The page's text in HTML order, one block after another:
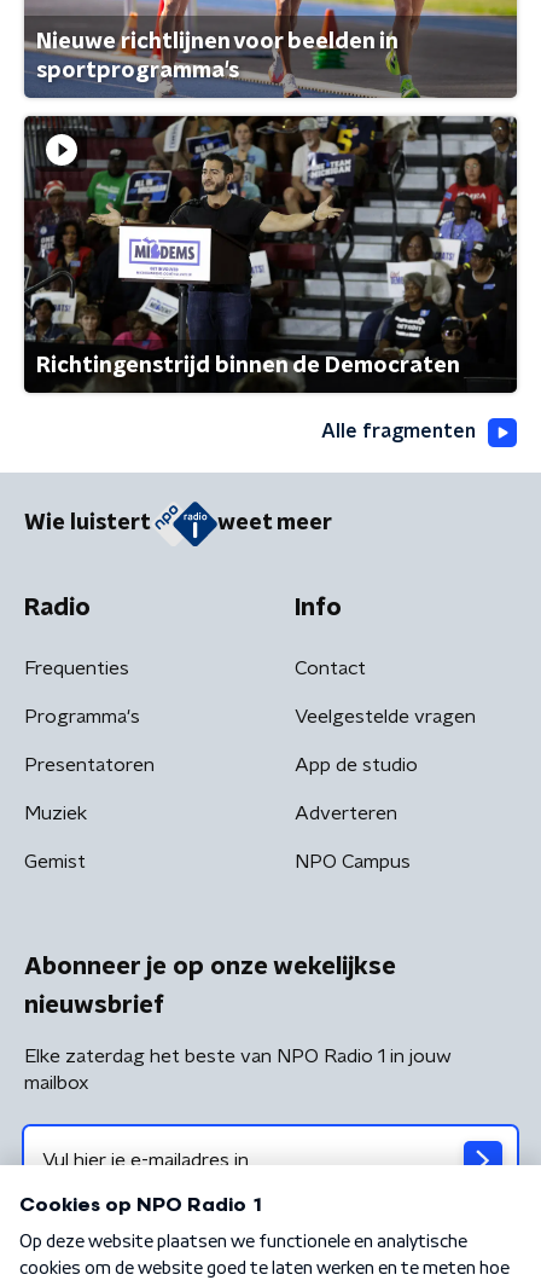
Nieuwe richtlijnen voor beelden in
sportprogramma's
Richtingenstrijd binnen de Democraten
Alle fragmenten
Wie luistert weet meer
Radio
Frequenties
Programma's
Presentatoren
Muziek
Gemist
Info
Contact
Veelgestelde vragen
App de studio
Adverteren
NPO Campus
Abonneer je op onze wekelijkse
nieuwsbrief
Elke zaterdag het beste van NPO Radio 1 in jouw
mailbox